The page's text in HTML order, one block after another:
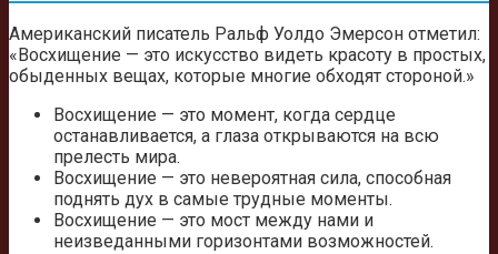
Американский писатель Ральф Уолдо Эмерсон отметил:
«Восхищение — это искусство видеть красоту в простых,
обыденных вещах, которые многие обходят стороной.»
Восхищение — это момент, когда сердце
останавливается, а глаза открываются на всю
прелесть мира.
Восхищение — это невероятная сила, способная
поднять дух в самые трудные моменты.
Восхищение — это мост между нами и
неизведанными горизонтами возможностей.